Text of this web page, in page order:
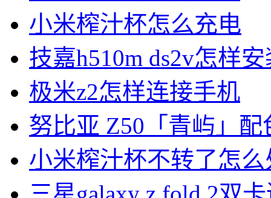
小米榨汁杯怎么充电
技嘉h510m ds2v怎样
极米z2怎样连接手机
努比亚 Z50「青屿」
小米榨汁杯不转了怎么